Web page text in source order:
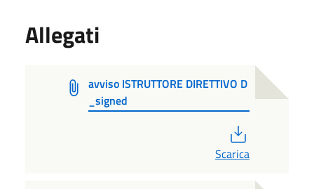
Allegati
avviso ISTRUTTORE DIRETTIVO D
_signed
Scarica